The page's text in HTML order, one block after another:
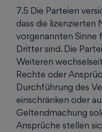
7.5 Die Parteien
dass die lizenzierten
vorgenannten Sinne
Dritter sind. Die
Weiteren
Rechte oder
Durchführung des
einschränken oder
Geltendmachung
Ansprüche stellen